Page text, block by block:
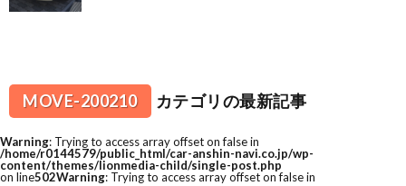
MOVE-200210 カテゴリの最新記事
Warning: Trying to access array offset on false in
/home/r0144579/public_html/car-anshin-navi.co.jp/wp-
content/themes/lionmedia-child/single-post.php
on line502Warning: Trying to access array offset on false in